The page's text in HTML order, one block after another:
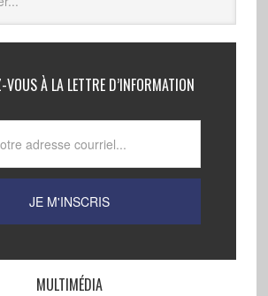
VOUS À LA LETTRE D’INFORMATION
MULTIMÉDIA